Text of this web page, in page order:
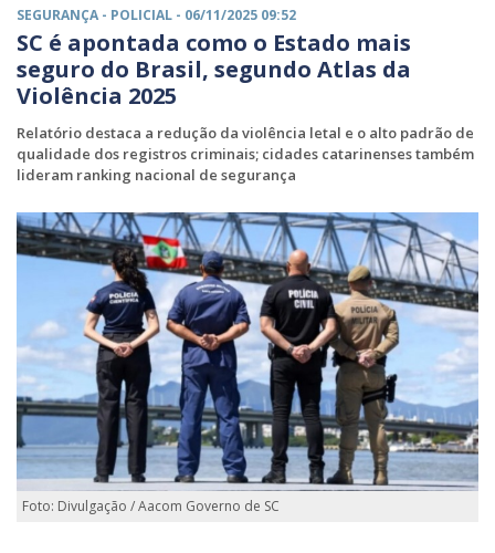
SEGURANÇA - POLICIAL - 06/11/2025 09:52
SC é apontada como o Estado mais
seguro do Brasil, segundo Atlas da
Violência 2025
Relatório destaca a redução da violência letal e o alto padrão de
qualidade dos registros criminais; cidades catarinenses também
lideram ranking nacional de segurança
Foto: Divulgação / Aacom Governo de SC